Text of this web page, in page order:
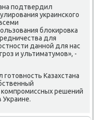
подтвердил
украинского
блοкировка
для
данной для нас
и ультиматумов», -
Казахстана
компромиссных решений
Украине.